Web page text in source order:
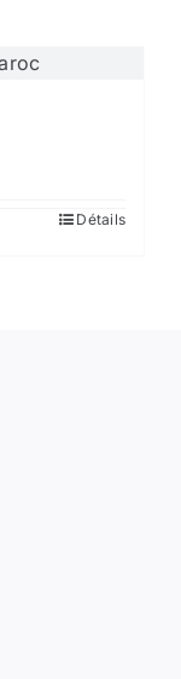
Détails